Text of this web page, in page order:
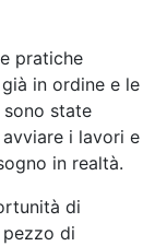
pratiche
in ordine e le
state
i lavori e
in realtà.
di
di